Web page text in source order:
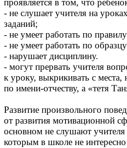
проявляется в том, что
- не слушает учителя на
заданий;
- не умеет работать по
- не умеет работать по
- нарушает дисциплину.
- могут прервать учителя
к уроку, выкрикивать с места,
по имени-отчеству, а «тетя
Развитие произвольного
от развития мотивационной
основном не слушают учителя
которым в школе не